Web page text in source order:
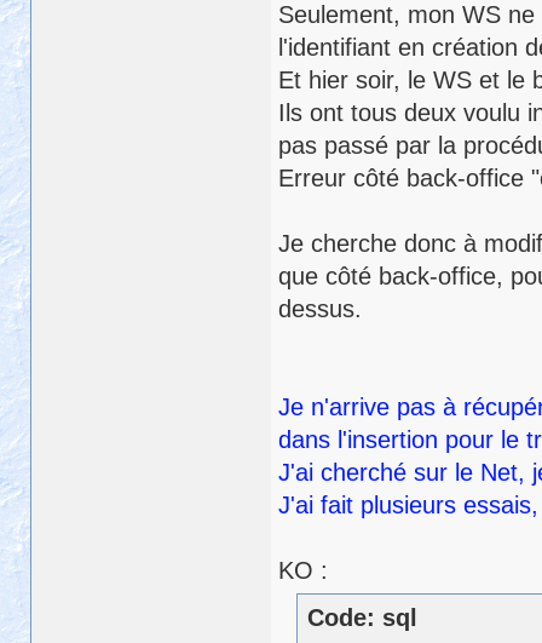
Seulement, mon WS
l'identifiant en création
Et hier soir, le WS et le
Ils ont tous deux voulu
pas passé par la
Erreur côté back-office
Je cherche donc à
que côté back-office,
dessus.
Je n'arrive pas à
dans l'insertion pour le
J'ai cherché sur le Net,
J'ai fait plusieurs
KO :
Code: sql